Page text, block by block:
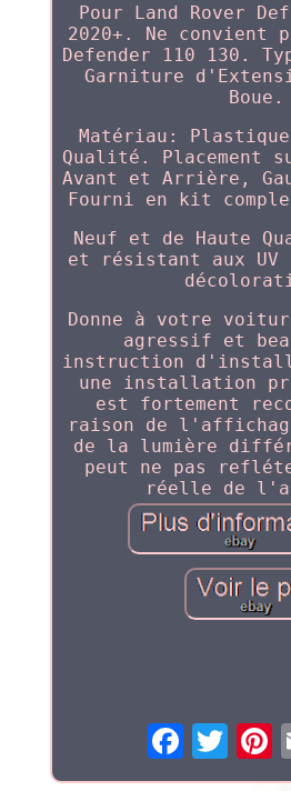
Pour Land Rover
2020+. Ne convient
Defender 110 130.
Garniture
Boue.
Matériau: Plastique
Qualité. Placement
Avant et Arrière,
Fourni en kit
Neuf et de Haute
et résistant aux
Donne à votre
agressif et
instruction
une installation
est fortement
raison de
de la lumière
peut ne pas
réelle de